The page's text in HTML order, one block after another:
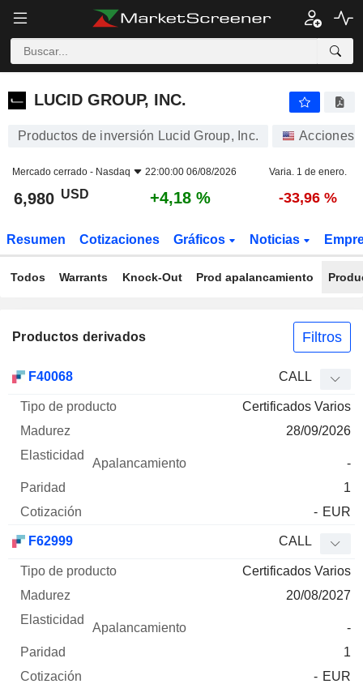
LUCID GROUP, INC.
LUCID GROUP, INC.
Productos de inversión Lucid Group, Inc. Acciones
Mercado cerrado - Nasdaq 22:00:00 06/08/2026 Varia. 1 de enero.
6,980 USD +4,18 % -33,96 %
Resumen Cotizaciones Gráficos Noticias
Todos Warrants Knock-Out Prod apalancamiento
Productos derivados Filtros
F40068 CALL
Certificados Varios
28/09/2026
-
1
- EUR
F62999 CALL
Certificados Varios
20/08/2027
-
1
- EUR